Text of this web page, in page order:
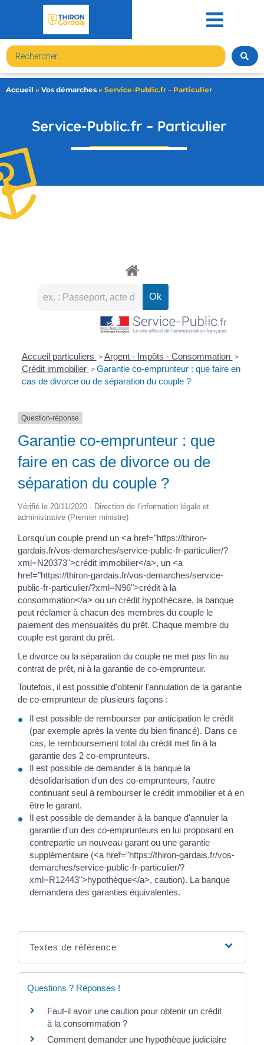
Accueil » Vos démarches » Service-Public.fr – Particulier
Service-Public.fr – Particulier
Accueil particuliers > Argent - Impôts - Consommation >
Crédit immobilier > Garantie co-emprunteur : que faire en
cas de divorce ou de séparation du couple ?
Question-réponse
Garantie co-emprunteur : que
faire en cas de divorce ou de
séparation du couple ?
Vérifié le 20/11/2020 - Direction de l'information légale et
administrative (Premier ministre)
Lorsqu'un couple prend un <a href="https://thiron-
gardais.fr/vos-demarches/service-public-fr-particulier/?
xml=N20373">crédit immobilier</a>, un <a
href="https://thiron-gardais.fr/vos-demarches/service-
public-fr-particulier/?xml=N96">crédit à la
consommation</a> ou un crédit hypothécaire, la banque
peut réclamer à chacun des membres du couple le
paiement des mensualités du prêt. Chaque membre du
couple est garant du prêt.
Le divorce ou la séparation du couple ne met pas fin au
contrat de prêt, ni à la garantie de co-emprunteur.
Toutefois, il est possible d'obtenir l'annulation de la garantie
de co-emprunteur de plusieurs façons :
Il est possible de rembourser par anticipation le crédit
(par exemple après la vente du bien financé). Dans ce
cas, le remboursement total du crédit met fin à la
garantie des 2 co-emprunteurs.
Il est possible de demander à la banque la
désolidarisation d'un des co-emprunteurs, l'autre
continuant seul à rembourser le crédit immobilier et à en
être le garant.
Il est possible de demander à la banque d'annuler la
garantie d'un des co-emprunteurs en lui proposant en
contrepartie un nouveau garant ou une garantie
supplémentaire (<a href="https://thiron-gardais.fr/vos-
demarches/service-public-fr-particulier/?
xml=R12443">hypothèque</a>, caution). La banque
demandera des garanties équivalentes.
Textes de référence
Questions ? Réponses !
Faut-il avoir une caution pour obtenir un crédit
à la consommation ?
Comment demander une hypothèque judiciaire